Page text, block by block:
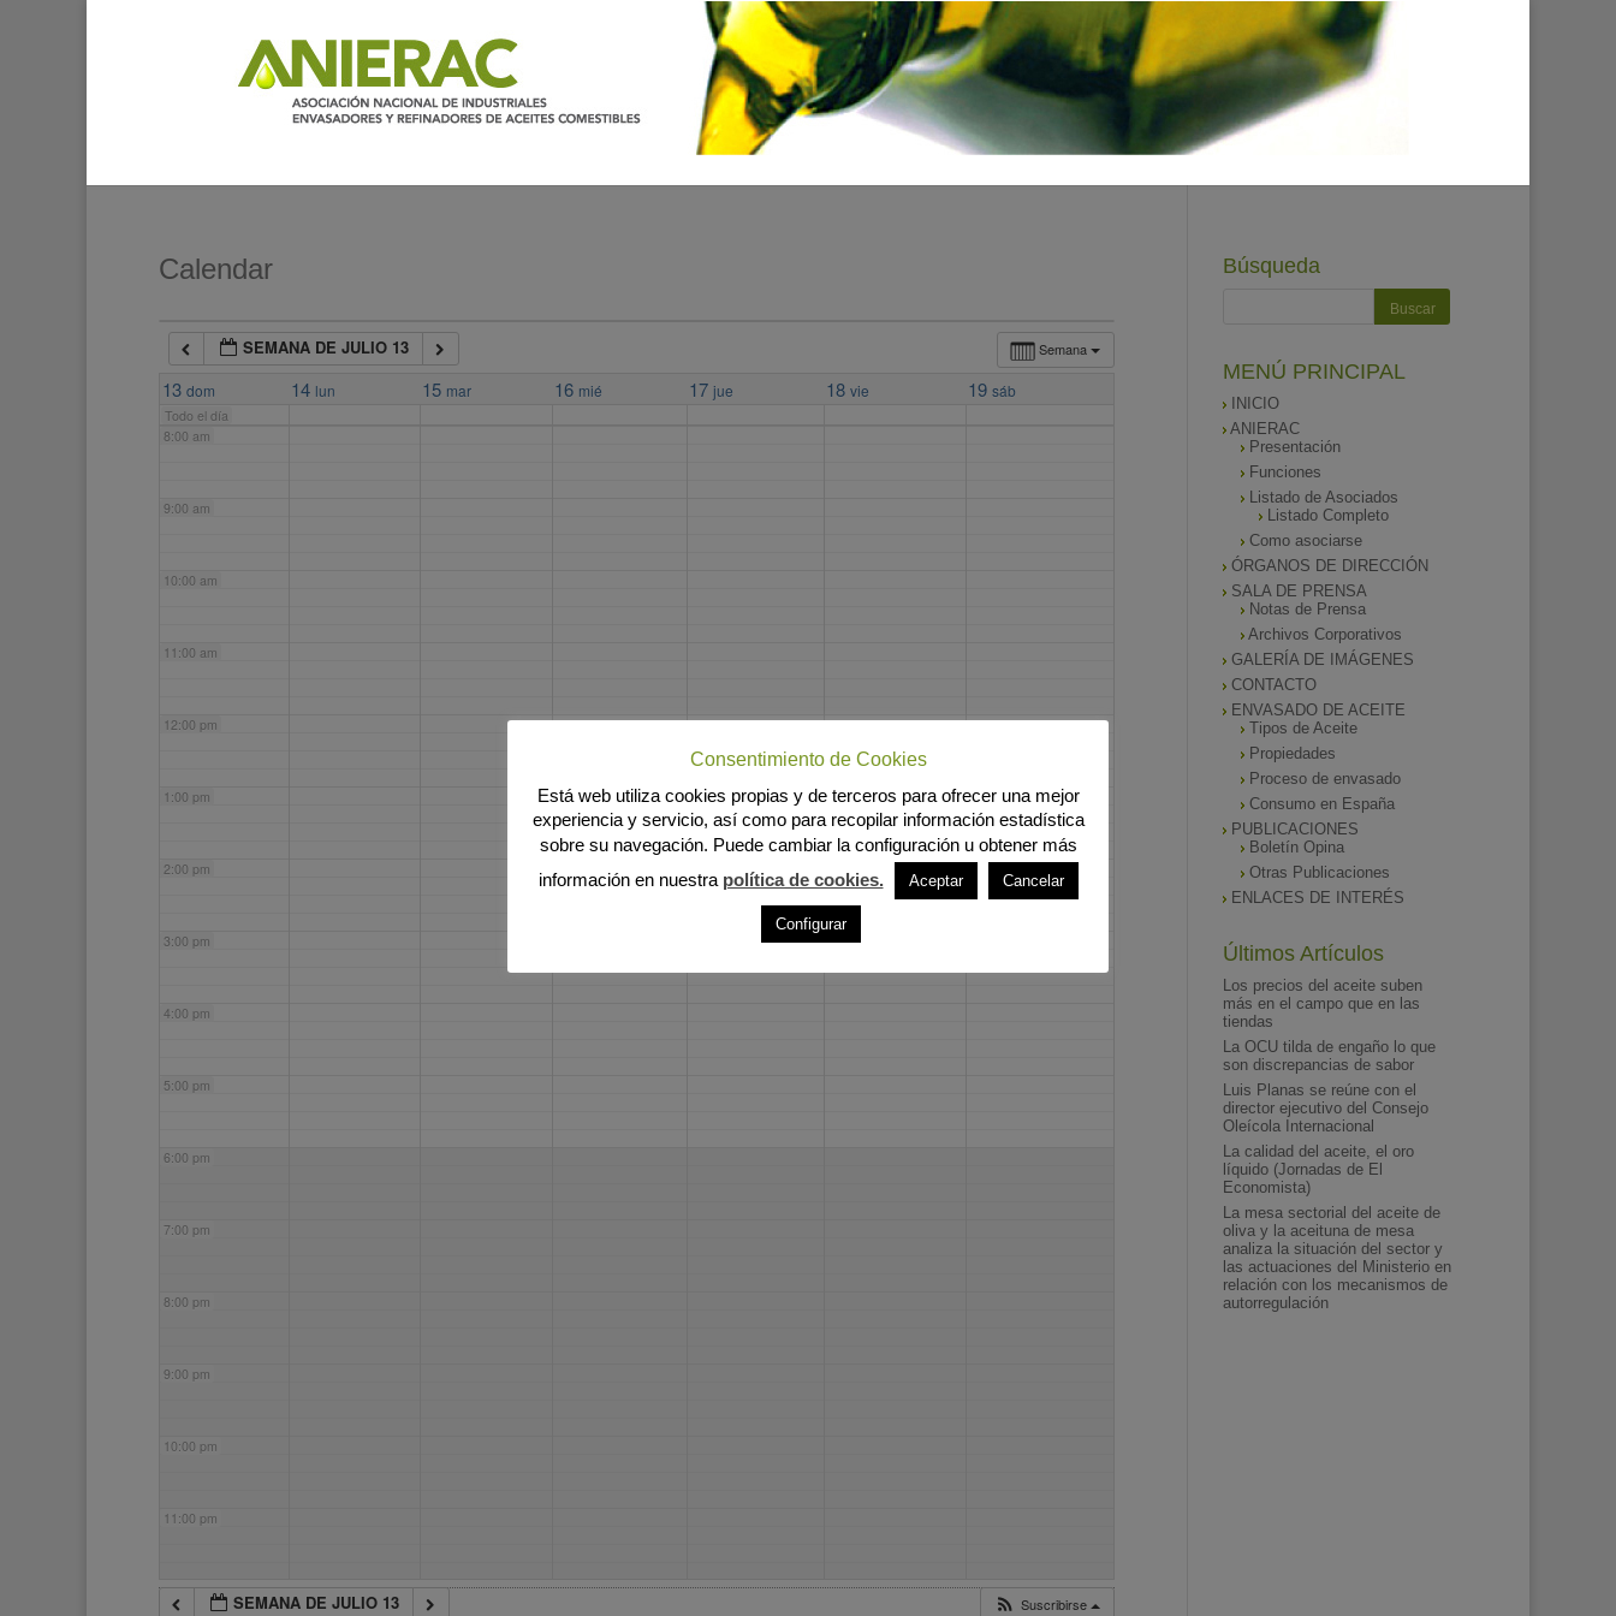
Calendar
Semana
SEMANA DE JULIO 13
13 dom 14 lun 15 mar 16 mié 17 jue 18 vie 19 sáb
Todo el día
7:00 am
8:00 am
9:00 am
10:00 am
11:00 am
12:00 pm
1:00 pm
2:00 pm
3:00 pm
4:00 pm
5:00 pm
6:00 pm
7:00 pm
8:00 pm
9:00 pm
10:00 pm
11:00 pm
SEMANA DE JULIO 13 Suscribirse
Búsqueda
MENÚ PRINCIPAL
INICIO
ANIERAC
Presentación
Funciones
Listado de Asociados
Listado Completo
Como asociarse
ÓRGANOS DE DIRECCIÓN
SALA DE PRENSA
Notas de Prensa
Archivos Corporativos
GALERÍA DE IMÁGENES
CONTACTO
ENVASADO DE ACEITE
Tipos de Aceite
Propiedades
Proceso de envasado
Consumo en España
PUBLICACIONES
Boletín Opina
Otras Publicaciones
ENLACES DE INTERÉS
Últimos Artículos
Los precios del aceite suben
más en el campo que en las
tiendas
La OCU tilda de engaño lo que
son discrepancias de sabor
Luis Planas se reúne con el
director ejecutivo del Consejo
Oleícola Internacional
La calidad del aceite, el oro
líquido (Jornadas de El
Economista)
La mesa sectorial del aceite de
oliva y la aceituna de mesa
analiza la situación del sector y
las actuaciones del Ministerio en
relación con los mecanismos de
autorregulación
Consentimiento de Cookies
Está web utiliza cookies propias y de terceros para ofrecer una mejor
experiencia y servicio, así como para recopilar información estadística
sobre su navegación. Puede cambiar la configuración u obtener más
información en nuestra política de cookies. Aceptar Cancelar
Configurar